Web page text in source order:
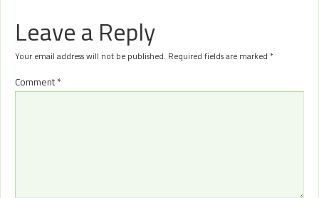
Leave a Reply
Your email address will not be published. Required fields are marked*
Comment*